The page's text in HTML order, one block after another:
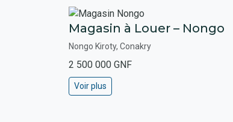
Magasin à Louer – Nongo
Nongo Kiroty, Conakry
2 500 000 GNF
Voir plus